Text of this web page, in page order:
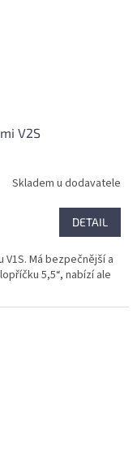
V2S
Skladem u dodavatele
DETAIL
Má bezpečnější a
5,5“, nabízí ale